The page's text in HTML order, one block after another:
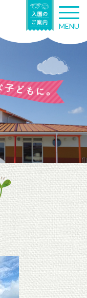
T
o
g
n
g
a
t
n
MENU